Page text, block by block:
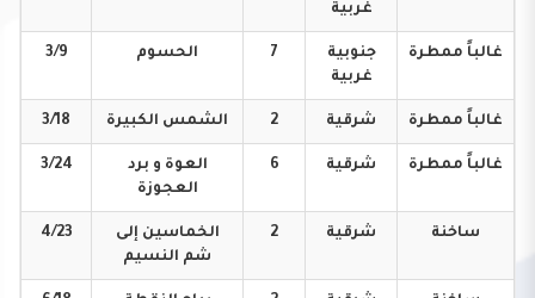
غربية
غالباً ممطرة
جنوبية
غربية
7 الحسوم 3/9
غالباً ممطرة شرقية 2 الشمس الكبيرة 3/18
غالباً ممطرة شرقية 6
العوة و برد
العجوزة
3/24
ساخنة شرقية 2
الخماسين إلى
شم النسيم
4/23